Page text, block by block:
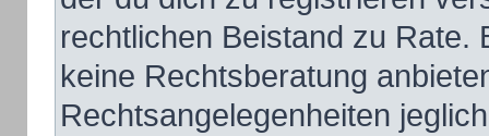
rechtlichen Beistand zu Rate.
keine Rechtsberatung
Rechtsangelegenheiten